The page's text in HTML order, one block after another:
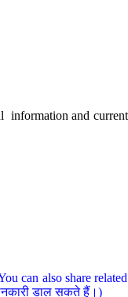
information and
can also share
डाल सकते हैं।)